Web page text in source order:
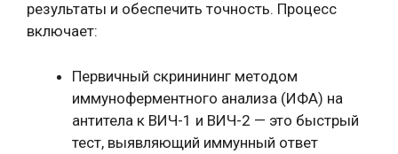
результаты и обеспечить точность. Процесс
включает:
Первичный скринининг методом
иммуноферментного анализа (ИФА) на
антитела к ВИЧ-1 и ВИЧ-2 — это быстрый
тест, выявляющий иммунный ответ